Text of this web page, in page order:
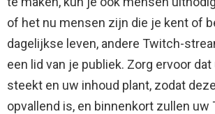
of het nu mensen zijn die je kent of
dagelijkse leven, andere Twitch-
een lid van je publiek. Zorg ervoor
steekt en uw inhoud plant, zodat
opvallend is, en binnenkort zullen